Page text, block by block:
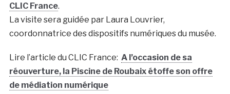
CLIC France.
La visite sera guidée par Laura Louvrier,
coordonnatrice des dispositifs numériques du musée.
Lire l’article du CLIC France: A l’occasion de sa
réouverture, la Piscine de Roubaix étoffe son offre
de médiation numérique